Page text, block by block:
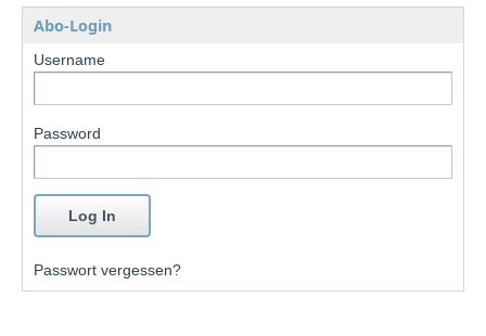
Abo-Login
Username
Password
Passwort vergessen?